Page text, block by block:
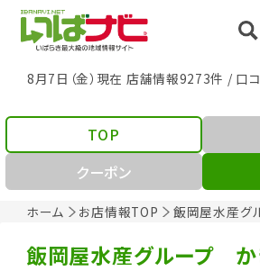
8月7日（金）現在 店舗情報9273件 / 口
ホーム お店情報TOP 飯岡屋水産グ
TOP
クーポン
飯岡屋水産グループ か